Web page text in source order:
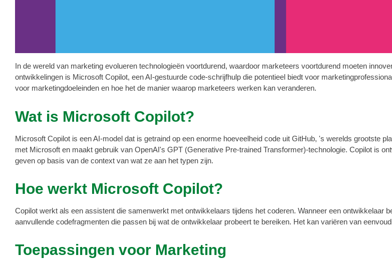
In de wereld van marketing evolueren technologieën voortdurend, waardoor marketeers voortdurend moeten
ontwikkelingen is Microsoft Copilot, een AI-gestuurde code-schrijfhulp die potentieel biedt voor
voor marketingdoeleinden en hoe het de manier waarop marketeers werken kan veranderen.
Wat is Microsoft Copilot?
Microsoft Copilot is een AI-model dat is getraind op een enorme hoeveelheid code uit GitHub, 's werelds grootste
met Microsoft en maakt gebruik van OpenAI's GPT (Generative Pre-trained Transformer)-technologie. Copilot is
geven op basis van de context van wat ze aan het typen zijn.
Hoe werkt Microsoft Copilot?
Copilot werkt als een assistent die samenwerkt met ontwikkelaars tijdens het coderen. Wanneer een ontwikkelaar
aanvullende codefragmenten die passen bij wat de ontwikkelaar probeert te bereiken. Het kan variëren van
Toepassingen voor Marketing